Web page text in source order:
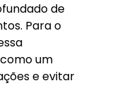
de
Para o
um
e evitar